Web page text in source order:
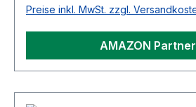
Preise inkl. MwSt. zzgl.
AMAZON